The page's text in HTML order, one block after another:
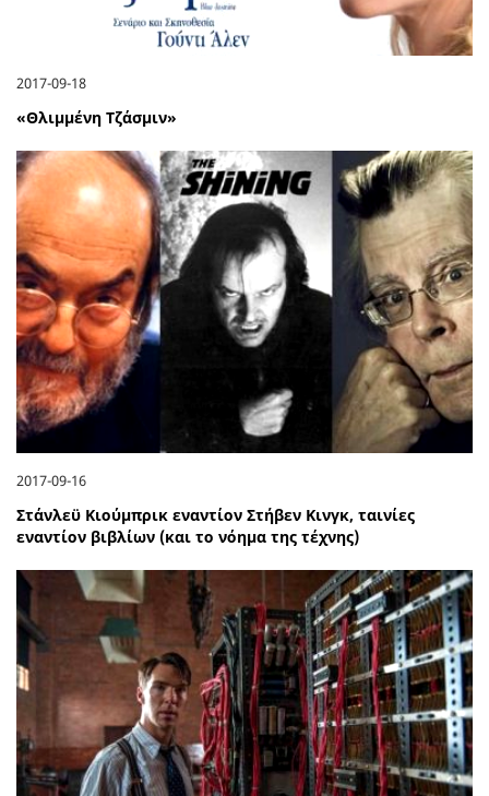
2017-09-18
«Θλιμμένη Τζάσμιν»
2017-09-16
Στάνλεϋ Κιούμπρικ εναντίον Στήβεν Κινγκ, ταινίες
εναντίον βιβλίων (και το νόημα της τέχνης)